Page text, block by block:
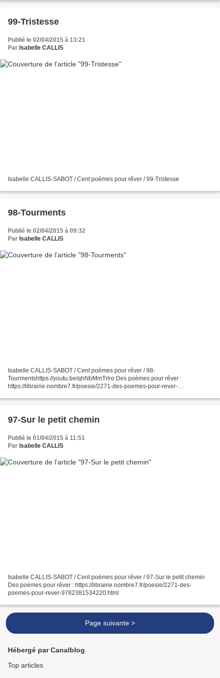
99-Tristesse
Publié le 02/04/2015 à 13:21
Par Isabelle CALLIS
Isabelle CALLIS-SABOT / Cent poèmes pour rêver / 99-Tristesse
98-Tourments
Publié le 02/04/2015 à 09:32
Par Isabelle CALLIS
Isabelle CALLIS-SABOT / Cent poèmes pour rêver / 98-
Tourmentshttps://youtu.be/qhNbMmTrlro Des poèmes pour rêver :
https://librairie.nombre7.fr/poesie/2271-des-poemes-pour-rever-
97-Sur le petit chemin
Publié le 01/04/2015 à 11:51
Par Isabelle CALLIS
Isabelle CALLIS-SABOT / Cent poèmes pour rêver / 97-Sur le petit chemin
Des poèmes pour rêver : https://librairie.nombre7.fr/poesie/2271-des-
poemes-pour-rever-9782381534220.html
Page suivante >
Hébergé par Canalblog
Top articles